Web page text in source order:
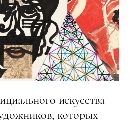
искусства
которых